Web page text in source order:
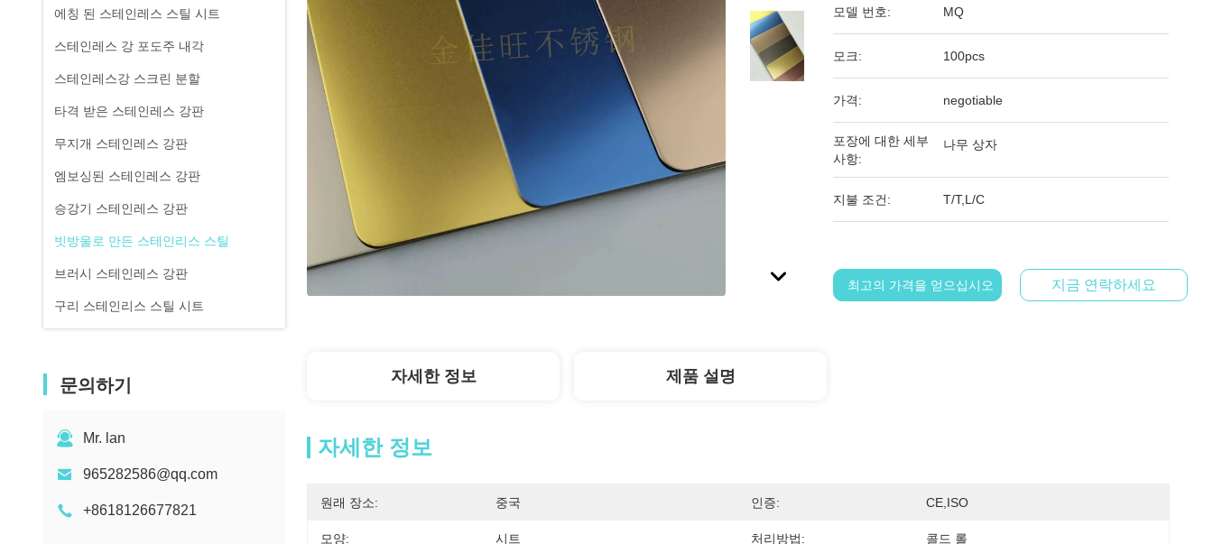
에칭 된 스테인레스 스틸 시트
스테인레스 강 포도주 내각
스테인레스강 스크린 분할
타격 받은 스테인레스 강판
무지개 스테인레스 강판
엠보싱된 스테인레스 강판
승강기 스테인레스 강판
빗방울로 만든 스테인리스 스틸
브러시 스테인레스 강판
구리 스테인리스 스틸 시트
문의하기
Mr. lan
965282586@qq.com
+8618126677821
모델 번호: MQ
모크: 100pcs
가격: negotiable
포장에 대한 세부
사항:
나무 상자
지불 조건: T/T,L/C
최고의 가격을 얻으십시오 지금 연락하세요
자세한 정보 제품 설명
자세한 정보
원래 장소: 중국 인증: CE,ISO
모양: 시트 처리방법: 콜드 롤